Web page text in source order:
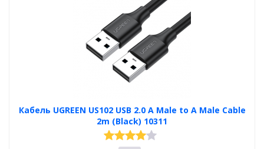
Кабель UGREEN US102 USB 2.0 A Male to A Male Cable
2m (Black) 10311